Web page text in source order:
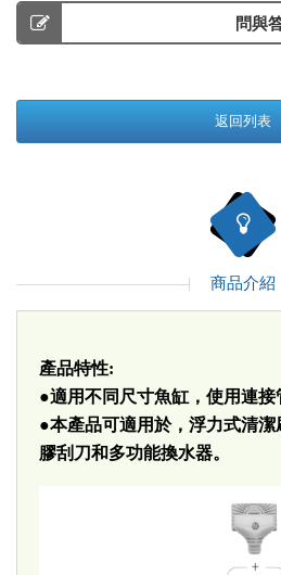
問與
返回列表
商品介紹
產品特性:
●適用不同尺寸魚缸，使用連接
●本產品可適用於，浮力式清
膠刮刀和多功能換水器。